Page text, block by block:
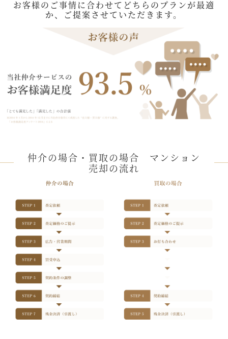
お客様のご事情に合わせてどちらのプランが最適
か、ご提案させていただきます。
仲介の場合・買取の場合 マンション
売却の流れ